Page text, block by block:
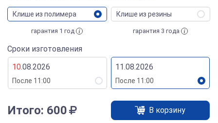
Клише из полимера
гарантия 1 год
Клише из резины
гарантия 3 года
Сроки изготовления
10.08.2026
После 11:00
11.08.2026
После 11:00
Итого: 600 В корзину